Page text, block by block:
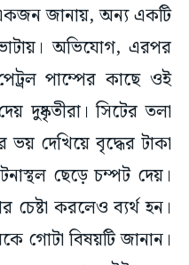
একজন জানায়, অন্য একটি
অভিযোগ, এরপর
পাম্পের কাছে ওই
দুষ্কৃতীরা। সিটের তলা
দেখিয়ে বৃদ্ধের টাকা
ছেড়ে চম্পট দেয়।
চেষ্টা করলেও ব্যর্থ হন।
গোটা বিষয়টি জানান।